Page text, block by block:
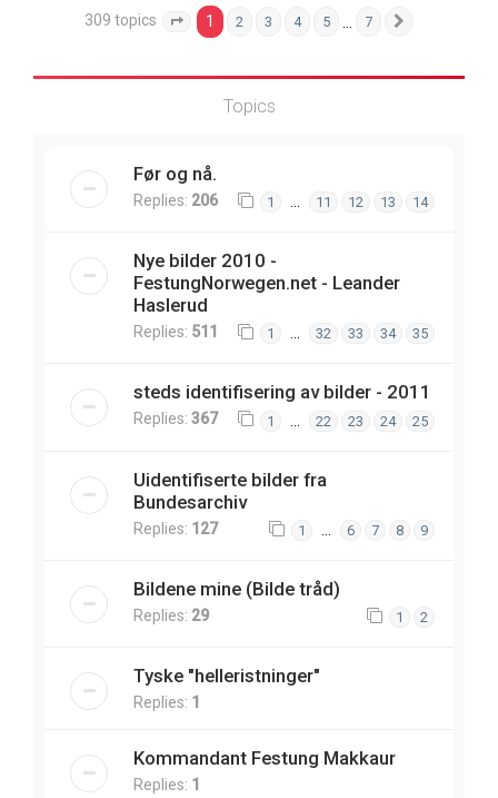
309 topics Page 1 of
1 2 3 4 5 7
Topics
Før og nå.
Replies: 206 1 … 11 12 13 14
Nye bilder 2010 -
FestungNorwegen.net - Leander
Haslerud
Replies: 511 1 … 32 33 34 35
steds identifisering av bilder - 2011
Replies: 367 1 22 23 24 25
Uidentifiserte bilder fra
Bundesarchiv
Replies: 127 1 6 7 8 9
Bildene mine (Bilde tråd)
Replies: 29 1 2
Tyske "helleristninger"
Replies: 1
Kommandant Festung Makkaur
Replies: 1